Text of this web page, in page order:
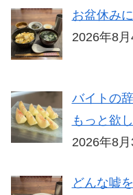
お盆休み
2026年8月
バイトの
もっと欲
2026年8月
どんな嘘